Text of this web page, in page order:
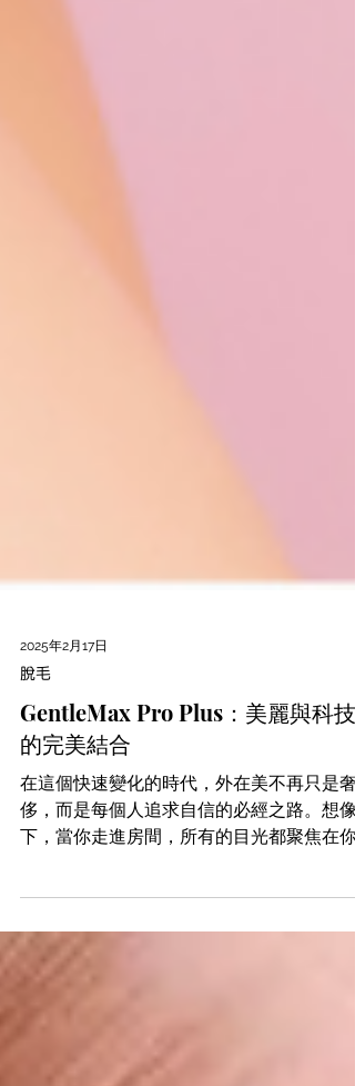
2025年2月17日
脫毛
GentleMax Pro Plus：美麗與科技
的完美結合
在這個快速變化的時代，外在美不再只是奢
侈，而是每個人追求自信的必經之路。想像
上，因為你的肌膚如同晨露般清新、光滑。
造的現實！...